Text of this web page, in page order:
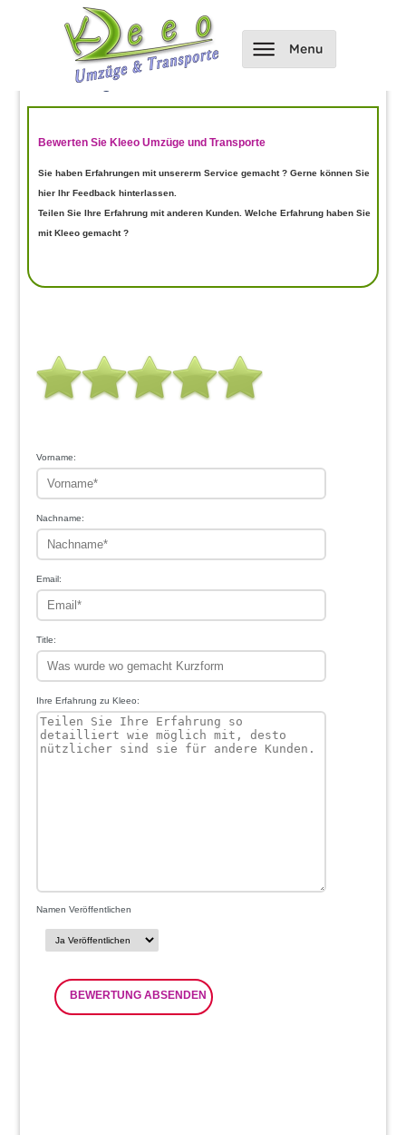
Hier kannst du uns bewerten und
Bewertungen einsehen
Bewerten Sie Kleeo Umzüge und Transporte
Sie haben Erfahrungen mit unsererm Service gemacht ? Gerne können Sie
hier Ihr Feedback hinterlassen.
Teilen Sie Ihre Erfahrung mit anderen Kunden. Welche Erfahrung haben Sie
mit Kleeo gemacht ?
Vorname:
Nachname:
Email:
Title:
Ihre Erfahrung zu Kleeo:
Namen Veröffentlichen
BEWERTUNG ABSENDEN